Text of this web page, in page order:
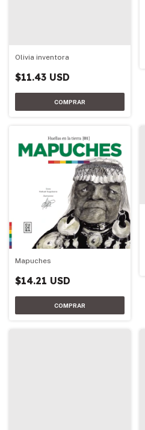
Olivia inventora
$11.43 USD
Mapuches
$14.21 USD